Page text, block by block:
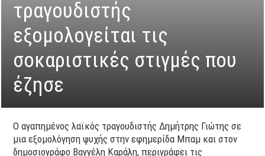
τραγουδιστής
εξομολογείται τις
σοκαριστικές στιγμές που
έζησε
Ο αγαπημένος λαϊκός τραγουδιστής Δημήτρης Γιώτης σε
μια εξομολόγηση ψυχής στην εφημερίδα Μπαμ και στον
δημοσιογράφο Βαγγέλη Καράλη, περιγράφει τις